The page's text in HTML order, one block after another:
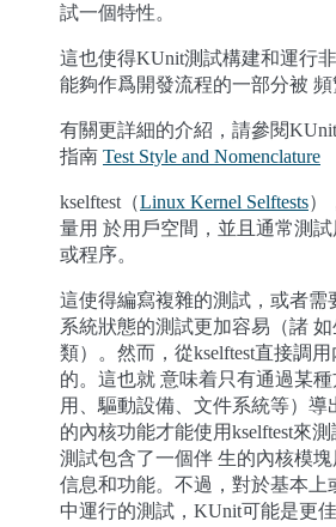
試一個特性。
這也使得KUnit測試構建和運行
能夠作爲開發流程的一部分被 頻
有關更詳細的介紹，請參閱
指南 Test Style and Nomenclature
kselftest（Linux Kernel Selftests）
量用 於用戶空間，並且通常測
或程序。
這使得編寫複雜的測試，或者需
系統狀態的測試更加容易（諸
類）。然而，從kselftest直接調
的。這也就 意味着只有通過某
用、驅動設備、文件系統等）導
的內核功能才能使用kselftest來
測試包含了一個伴 生的內核模
信息和功能。不過，對於基本上
中運行的測試，KUnit可能是更佳